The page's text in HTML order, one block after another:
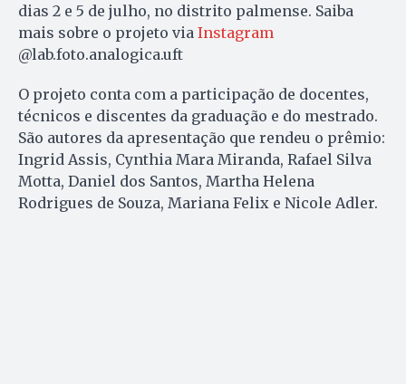
dias 2 e 5 de julho, no distrito palmense. Saiba
mais sobre o projeto via Instagram
@lab.foto.analogica.uft
O projeto conta com a participação de docentes,
técnicos e discentes da graduação e do mestrado.
São autores da apresentação que rendeu o prêmio:
Ingrid Assis, Cynthia Mara Miranda, Rafael Silva
Motta, Daniel dos Santos, Martha Helena
Rodrigues de Souza, Mariana Felix e Nicole Adler.